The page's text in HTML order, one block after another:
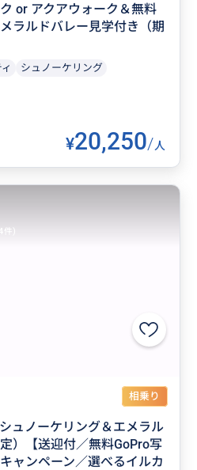
or アクアウォーク＆無料
ラルドバレー見学付き（期
シュノーケリング
¥20,250/人
相乗り
ュノーケリング＆エメラル
）【送迎付／無料GoPro写
ャンペーン／選べるイルカ
件)